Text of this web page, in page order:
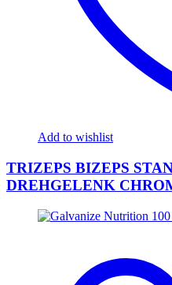
Add to wishlist
TRIZEPS BIZEPS
DREHGELENK